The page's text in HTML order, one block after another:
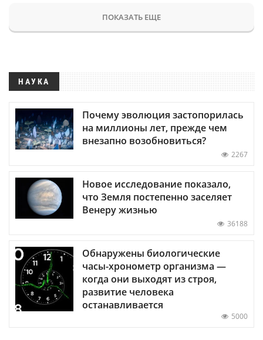
ПОКАЗАТЬ ЕЩЕ
НАУКА
Почему эволюция застопорилась
на миллионы лет, прежде чем
внезапно возобновиться?
2267
Новое исследование показало,
что Земля постепенно заселяет
Венеру жизнью
36188
Обнаружены биологические
часы-хронометр организма —
когда они выходят из строя,
развитие человека
останавливается
5000